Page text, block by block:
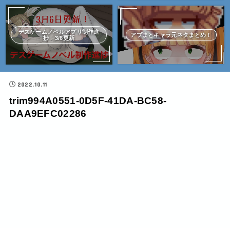
デスゲームノベルアプリ制作進
捗 3/6更新
アプまとキャラ元ネタまとめ！
2022.10.11
trim994A0551-0D5F-41DA-BC58-
DAA9EFC02286